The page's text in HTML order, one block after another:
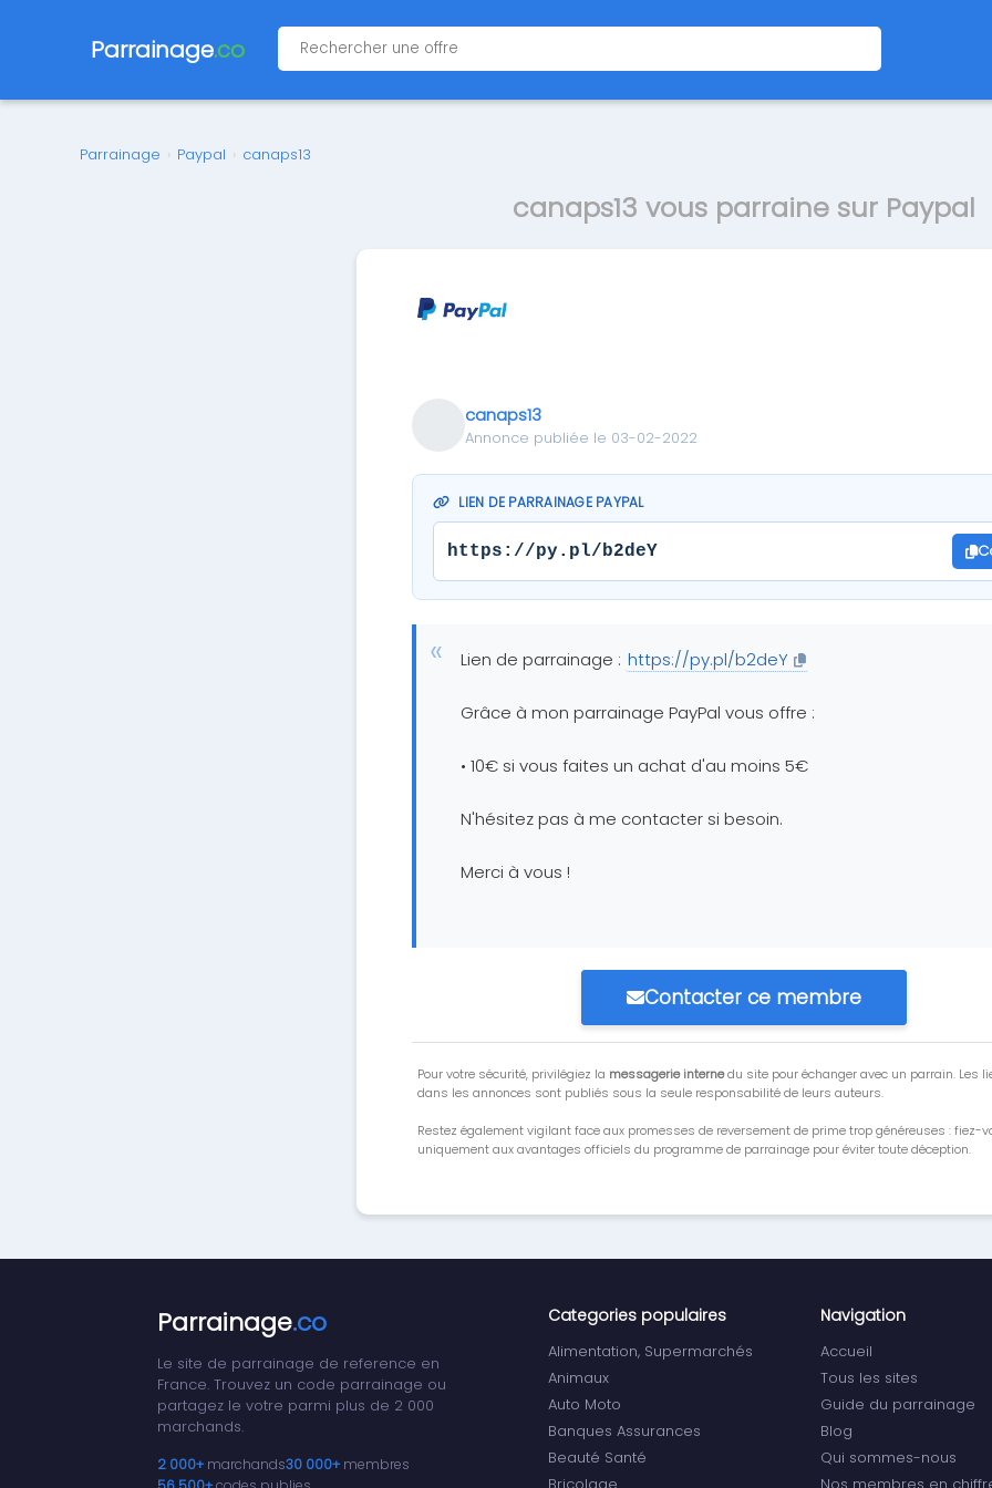
Parrainage.co
Parrainage › Paypal › canaps13
canaps13 vous parraine sur Paypal
canaps13
Annonce publiée le 03-02-2022
LIEN DE PARRAINAGE PAYPAL
https://py.pl/b2deY
Lien de parrainage : https://py.pl/b2deY
Grâce à mon parrainage PayPal vous offre :
• 10€ si vous faites un achat d'au moins 5€
N'hésitez pas à me contacter si besoin.
Merci à vous !
Contacter ce membre
Pour votre sécurité, privilégiez la messagerie internedu site pour échanger avec un parrain. Les
dans les annonces sont publiés sous la seule responsabilité de leurs auteurs.
Restez également vigilant face aux promesses de reversement de prime trop généreuses : fiez-
uniquement aux avantages officiels du programme de parrainage pour éviter toute déception.
Parrainage.co
Le site de parrainage de reference en
France. Trouvez un code parrainage ou
partagez le votre parmi plus de 2 000
marchands.
2 000+ marchands30 000+ membres
Categories populaires
Alimentation, Supermarchés
Animaux
Auto Moto
Banques Assurances
Beauté Santé
Navigation
Accueil
Tous les sites
Guide du parrainage
Blog
Qui sommes-nous